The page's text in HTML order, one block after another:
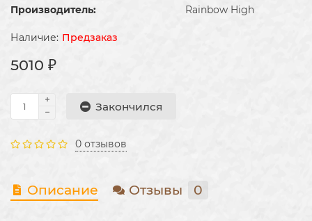
Производитель:
Rainbow High
Предзаказ
5010 ₽
Закончился
0 отзывов
Описание Отзывы 0